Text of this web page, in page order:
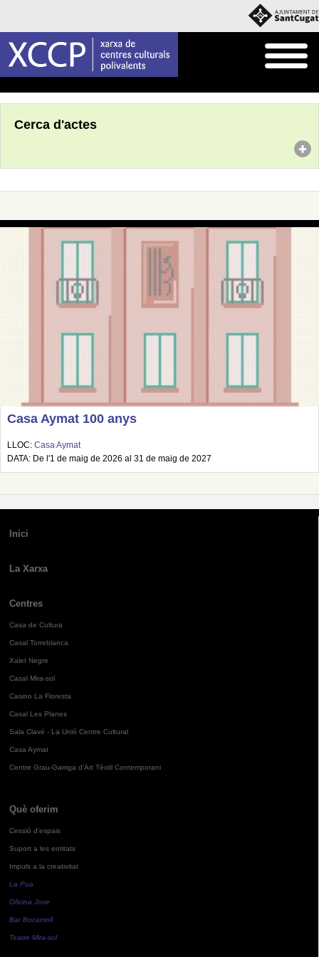
Cerca d'actes
Casa Aymat 100 anys
LLOC: Casa Aymat
DATA: De l'1 de maig de 2026 al 31 de maig de 2027
Inici
La Xarxa
Centres
Casa de Cultura
Casal Torreblanca
Xalet Negre
Casal Mira-sol
Casino La Floresta
Casal Les Planes
Sala Clavé - La Unió Centre Cultural
Casa Aymat
Centre Grau-Garriga d'Art Tèxtil Contemporani
Què oferim
Cessió d'espais
Suport a les entitats
Impuls a la creativitat
La Pua
Oficina Jove
Bar Bocamoll
Teatre Mira-sol